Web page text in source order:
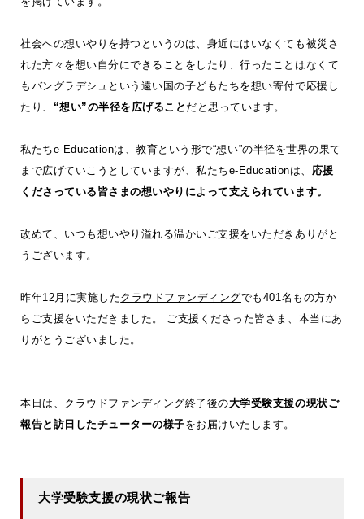
社会への想いやりを持つというのは、身近にはいなくても被災さ
れた方々を想い自分にできることをしたり、行ったことはなくて
もバングラデシュという遠い国の子どもたちを想い寄付で応援し
たり、 “想い”の半径を広げること だと思っています。
私たちe-Educationは、教育という形で“想い”の半径を世界の果て
まで広げていこうとしていますが、私たちe-Educationは、 応援
くださっている皆さまの想いやりによって支えられています。
改めて、いつも想いやり溢れる温かいご支援をいただきありがと
うございます。
昨年12月に実施したクラウドファンディングでも401名もの方か
らご支援をいただきました。 ご支援くださった皆さま、本当にあ
りがとうございました。
本日は、クラウドファンディング終了後の大学受験支援の現状ご
報告と訪日したチューターの様子をお届けいたします。
大学受験支援の現状ご報告